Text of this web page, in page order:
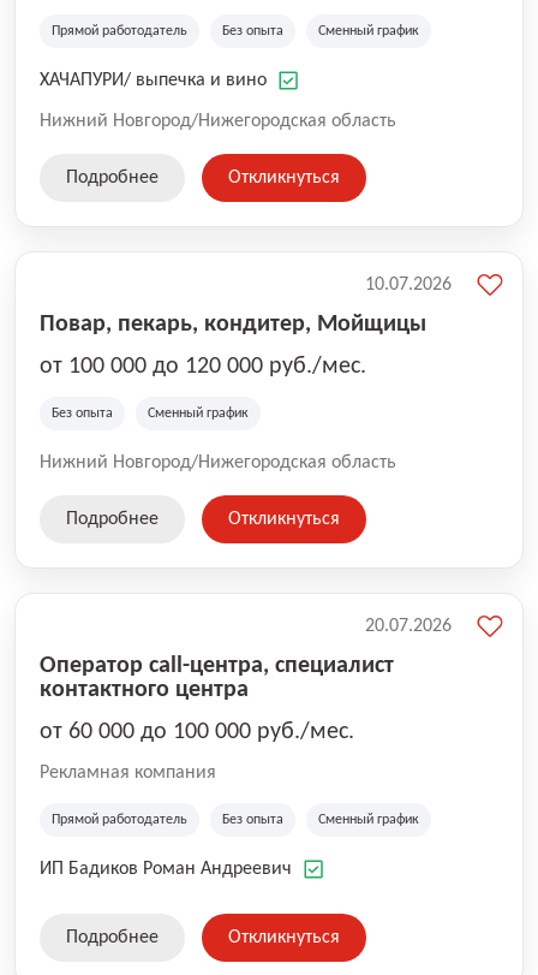
Прямой работодатель Без опыта Сменный график
ХАЧАПУРИ/ выпечка и вино
Нижний Новгород/Нижегородская область
Подробнее Откликнуться
Повар, пекарь, кондитер, Мойщицы
от 100 000 до 120 000 руб./мес.
Без опыта Сменный график
Нижний Новгород/Нижегородская область
10.07.2026
Подробнее Откликнуться
Оператор call-центра, специалист
контактного центра
от 60 000 до 100 000 руб./мес.
Рекламная компания
Прямой работодатель Без опыта Сменный график
ИП Бадиков Роман Андреевич
20.07.2026
Подробнее Откликнуться